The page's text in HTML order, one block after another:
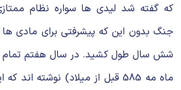
که گفته شد لیدی ها سواره نظام
جنگ بدون این که پیشرفتی برای مادی
ماه مه 585 قبل از میلاد) نوشته